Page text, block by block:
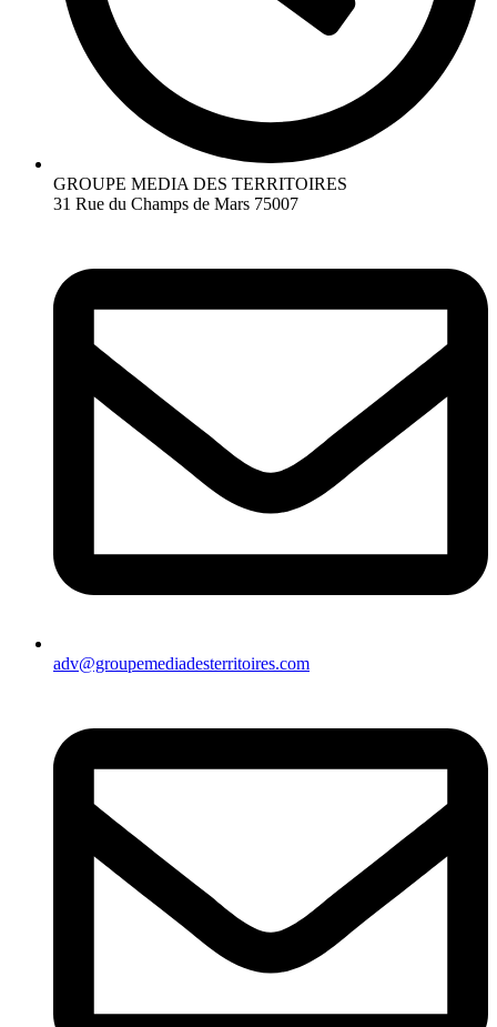
GROUPE MEDIA DES TERRITOIRES
31 Rue du Champs de Mars 75007
adv@groupemediadesterritoires.com